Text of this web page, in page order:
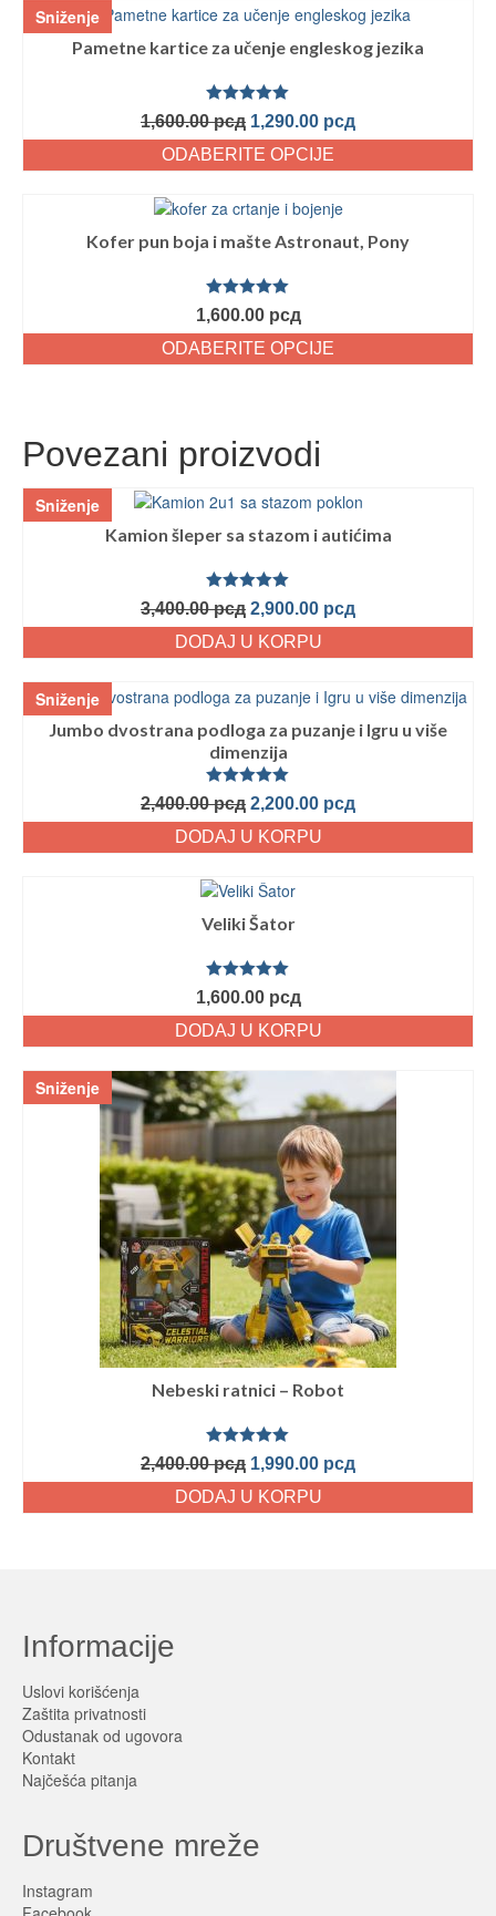
Sniženje
Pametne kartice za učenje engleskog jezika
Ocenjeno
sa5.00od
5
1,600.00рсд 1,290.00 рсд
ODABERITE OPCIJE
Kofer pun boja i mašte Astronaut, Pony
Ocenjeno
sa5.00 od
5
1,600.00 рсд
ODABERITE OPCIJE
Povezani proizvodi
Sniženje
Kamion šleper sa stazom i autićima
Ocenjeno
sa5.00od
5
3,400.00рсд 2,900.00 рсд
DODAJ U KORPU
Sniženje
Jumbo dvostrana podloga za puzanje i Igru u više
dimenzija
Ocenjeno
sa5.00od
5
2,400.00рсд 2,200.00 рсд
DODAJ U KORPU
Veliki Šator
Ocenjeno
sa5.00 od
5
1,600.00 рсд
DODAJ U KORPU
Sniženje
Nebeski ratnici – Robot
Ocenjeno
sa5.00od
5
2,400.00рсд 1,990.00 рсд
DODAJ U KORPU
Informacije
Uslovi korišćenja
Zaštita privatnosti
Odustanak od ugovora
Kontakt
Najčešća pitanja
Društvene mreže
Instagram